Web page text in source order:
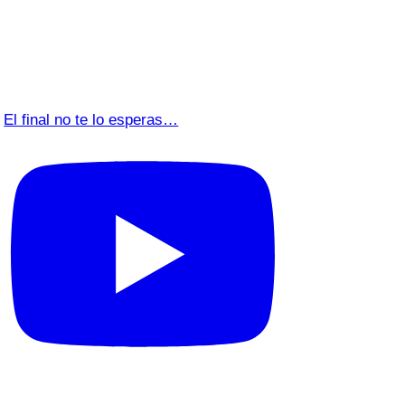
El final no te lo esperas…